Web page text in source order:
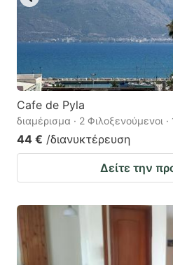
Cafe de Pyla
διαμέρισμα · 2 Φιλοξενούμενοι
44 € /διανυκτέρευση
Δείτε την